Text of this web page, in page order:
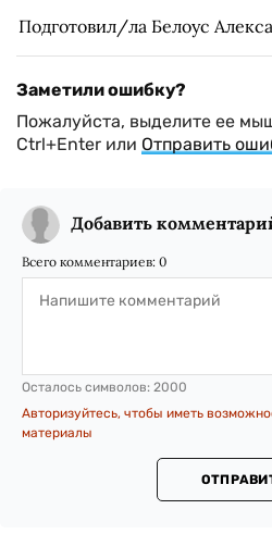
Подготовил/ла Белоус
Заметили ошибку?
Пожалуйста, выделите ее
Ctrl+Enter или Отправить
Добавить
Всего комментариев: 0
Осталось символов: 2000
Авторизуйтесь, чтобы иметь
материалы